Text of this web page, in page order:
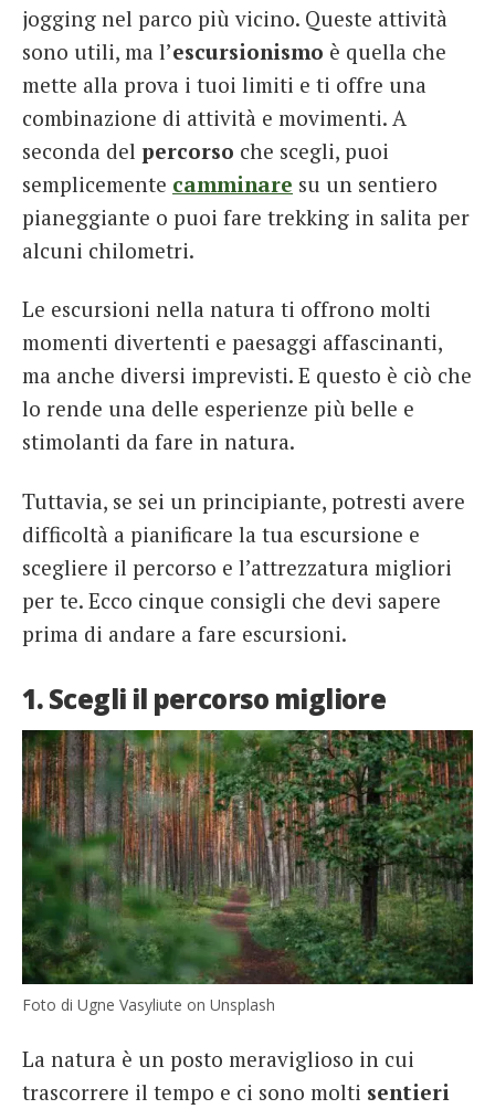
jogging nel parco più vicino. Queste attività
sono utili, ma l’escursionismo è quella che
mette alla prova i tuoi limiti e ti offre una
combinazione di attività e movimenti. A
seconda del percorso che scegli, puoi
semplicemente camminare su un sentiero
pianeggiante o puoi fare trekking in salita per
alcuni chilometri.
Le escursioni nella natura ti offrono molti
momenti divertenti e paesaggi affascinanti,
ma anche diversi imprevisti. E questo è ciò che
lo rende una delle esperienze più belle e
stimolanti da fare in natura.
Tuttavia, se sei un principiante, potresti avere
difficoltà a pianificare la tua escursione e
scegliere il percorso e l’attrezzatura migliori
per te. Ecco cinque consigli che devi sapere
prima di andare a fare escursioni.
1. Scegli il percorso migliore
Foto di Ugne Vasyliute on Unsplash
La natura è un posto meraviglioso in cui
trascorrere il tempo e ci sono molti sentieri